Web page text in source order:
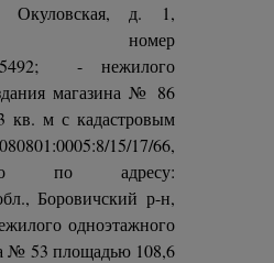
Окуловская, д. 1,
номер
- нежилого
магазина № 86
кв. м с кадастровым
15/17/66,
по адресу:
Боровичский р-н,
одноэтажного
№ 53 площадью 108,6